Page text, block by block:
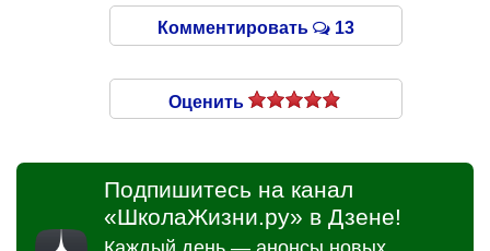
Комментировать 13
Оценить
Подпишитесь на канал
«ШколаЖизни.ру» в Дзене!